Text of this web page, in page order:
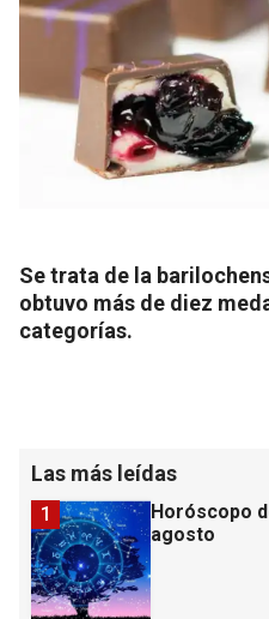
Se trata de la
obtuvo más de diez
categorías.
Las más leídas
Horóscopo
agosto
1